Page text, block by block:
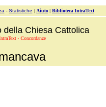
- Statistiche | Aiuto | Biblioteca IntraText
della Chiesa Cattolica
- Concordanze